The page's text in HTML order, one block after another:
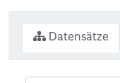
Datensätze